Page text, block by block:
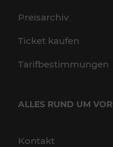
Preisarchiv
Ticket kaufen
Tarifbestimmungen
ALLES RUND UM VOR
Kontakt